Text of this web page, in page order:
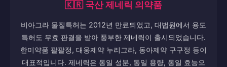
🇰🇷 국산 제네릭 의약품
비아그라 물질특허는 2012년 만료되었고, 대법원에서 용도
특허도 무효 판결을 받아 풍부한 제네릭이 출시되었습니다.
한미약품 팔팔정, 대웅제약 누리그라, 동아제약 구구정 등이
대표적입니다. 제네릭은 동일 성분, 동일 용량, 동일 효능으